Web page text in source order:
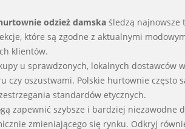
odzież damska śledzą najnowsze
które są zgodne z aktualnymi
klientów.
u sprawdzonych, lokalnych dostawców
czy oszustwami. Polskie hurtownie często
standardów etycznych.
zapewnić szybsze i bardziej niezawodne
zmieniającego się rynku. Odkryj